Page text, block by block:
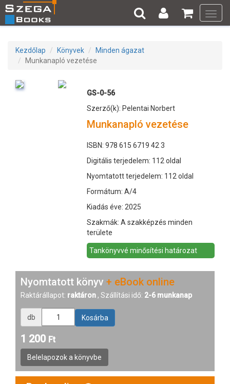
Kezdőlap Könyvek
Minden ágazat
Munkanapló vezetése
GS-0-56
Szerző(k): Pelentai Norbert
Munkanapló vezetése
ISBN: 978 615 6719 42 3
Digitális terjedelem: 112 oldal
Nyomtatott terjedelem: 112 oldal
Formátum: A/4
Kiadás éve: 2025
Szakmák: A szakképzés minden
területe
Tankönyvvé minősítési határozat
Nyomtatott könyv + eBook online
Raktárállapot: raktáron , Szállítási idő: 2-6 munkanap
db
1 200 Ft